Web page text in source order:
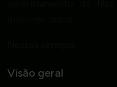
Visão geral